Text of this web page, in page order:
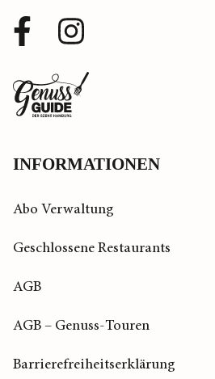
Facebook
Profil
Instagram
Zurück
zur
INFORMATIONEN
Abo Verwaltung
Geschlossene Restaurants
AGB
AGB – Genuss-Touren
Barrierefreiheitserklärung